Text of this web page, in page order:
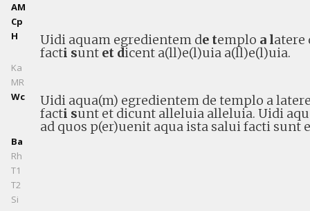
AM
Cp
H
Uidi aquam egredientem de templo a latere
facti sunt et dicent a(ll)e(l)uia a(ll)e(l)uia.
Ka
MR
Wc
Uidi aqua(m) egredientem de templo a
facti sunt et dicunt alleluia alleluia. Uidi
ad quos p(er)uenit aqua ista salui facti
Ba
Rh
T1
T2
Si